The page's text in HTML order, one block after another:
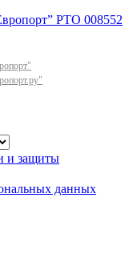
РТО 008552
и защиты
данных